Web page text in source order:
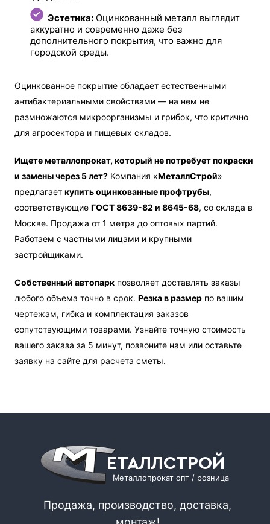
Эстетика: Оцинкованный металл выглядит
аккуратно и современно даже без
дополнительного покрытия, что важно для
городской среды.
Оцинкованное покрытие обладает естественными
антибактериальными свойствами — на нем не
размножаются микроорганизмы и грибок, что критично
для агросектора и пищевых складов.
Ищете металлопрокат, который не потребует покраски
и замены через 5 лет? Компания «МеталлСтрой»
предлагаеткупить оцинкованные профтрубы,
соответствующиеГОСТ 8639-82 и 8645-68, со склада в
Москве. Продажа от 1 метра до оптовых партий.
Работаем с частными лицами и крупными
застройщиками.
Собственный автопарк позволяет доставлять заказы
любого объема точно в срок.Резка в размер по вашим
чертежам, гибка и комплектация заказов
сопутствующими товарами. Узнайте точную стоимость
вашего заказа за 5 минут, позвоните нам или оставьте
заявку на сайте для расчета сметы.
ЕТАЛЛСТРОЙ
Металлопрокат опт / розница
Продажа, производство, доставка,